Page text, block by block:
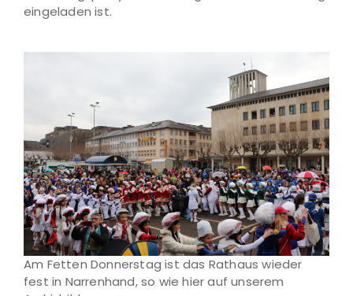
eingeladen ist.
Am Fetten Donnerstag ist das Rathaus wieder
fest in Narrenhand, so wie hier auf unserem